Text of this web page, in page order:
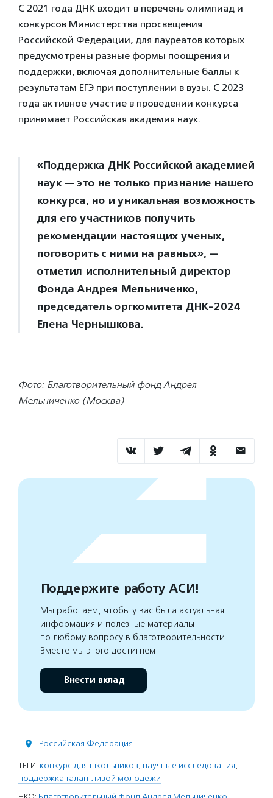
С 2021 года ДНК входит в перечень олимпиад и
конкурсов Министерства просвещения
Российской Федерации, для лауреатов которых
предусмотрены разные формы поощрения и
поддержки, включая дополнительные баллы к
результатам ЕГЭ при поступлении в вузы. С 2023
года активное участие в проведении конкурса
принимает Российская академия наук.
«Поддержка ДНК Российской академией
наук — это не только признание нашего
конкурса, но и уникальная возможность
для его участников получить
рекомендации настоящих ученых,
поговорить с ними на равных», —
отметил исполнительный директор
Фонда Андрея Мельниченко,
председатель оргкомитета ДНК-2024
Елена Чернышкова.
Фото: Благотворительный фонд Андрея
Мельниченко (Москва)
Поддержите работу АСИ!
Мы работаем, чтобы у вас была актуальная
информация и полезные материалы
по любому вопросу в благотворительности.
Вместе мы этого достигнем
Внести вклад
Российская Федерация
ТЕГИ: конкурс для школьников, научные исследования,
поддержка талантливой молодежи